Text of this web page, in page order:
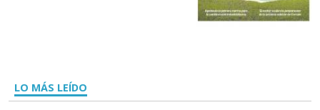
LO MÁS LEÍDO